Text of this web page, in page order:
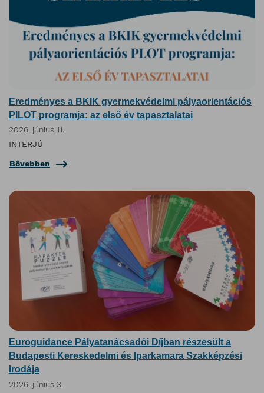
Eredményes a BKIK gyermekvédelmi pályaorientációs
PILOT programja: az első év tapasztalatai
2026. június 11.
INTERJÚ
Bővebben
Euroguidance Pályatanácsadói Díjban részesült a
Budapesti Kereskedelmi és Iparkamara Szakképzési
Irodája
2026. június 3.